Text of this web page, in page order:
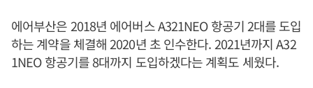
에어부산은 2018년 에어버스 A321NEO 항공기 2대를 도입
하는 계약을 체결해 2020년 초 인수한다. 2021년까지 A32
1NEO 항공기를 8대까지 도입하겠다는 계획도 세웠다.